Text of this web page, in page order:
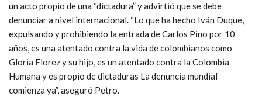
un acto propio de una “dictadura” y advirtió que se debe
denunciar a nivel internacional. “Lo que ha hecho Iván Duque,
expulsando y prohibiendo la entrada de Carlos Pino por 10
años, es una atentado contra la vida de colombianos como
Gloria Florez y su hijo, es un atentado contra la Colombia
Humana y es propio de dictaduras La denuncia mundial
comienza ya”, aseguró Petro.